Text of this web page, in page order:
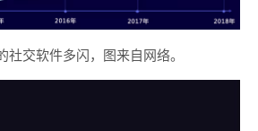
交软件多闪，图来自网络。